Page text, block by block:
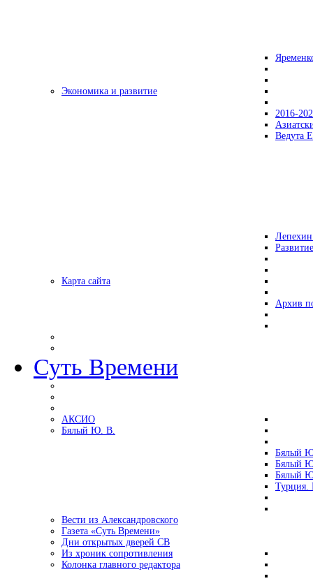
Экономика и развитие
2016-
Ведута
Карта сайта
Архив
Суть Времени
АКСИО
Бялый Ю. В.
Бялый
Бялый
Бялый
Турция.
Вести из Александровского
Газета «Суть Времени»
Дни открытых дверей СВ
Из хроник сопротивления
Колонка главного редактора